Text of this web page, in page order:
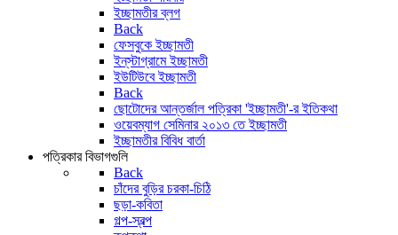
ইচ্ছামতীর ব্লগ
Back
ফেসবুকে ইচ্ছামতী
ইন্‌স্টাগ্রামে ইচ্ছামতী
ইউটিউবে ইচ্ছামতী
Back
ছোটোদের আন্তর্জাল পত্রিকা 'ইচ্ছামতী'-র ইতিকথা
ওয়েবম্যাগ সেমিনার ২০১৩ তে ইচ্ছামতী
ইচ্ছামতীর বিবিধ বার্তা
পত্রিকার বিভাগগুলি
Back
চাঁদের বুড়ির চরকা-চিঠি
ছড়া-কবিতা
গল্প-স্বল্প